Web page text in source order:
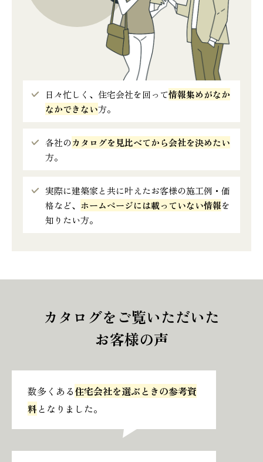
日々忙しく、住宅会社を回って情報集めがなか
なかできない方。
各社のカタログを見比べてから会社を決めたい
方。
実際に建築家と共に叶えたお客様の施工例・価
格など、 ホームページには載っていない情報を
知りたい方。
カタログをご覧いただいた
お客様の声
数多くある住宅会社を選ぶときの参考資
料となりました。